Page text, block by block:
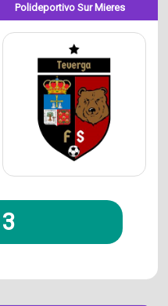
Polideportivo Sur Mieres
3